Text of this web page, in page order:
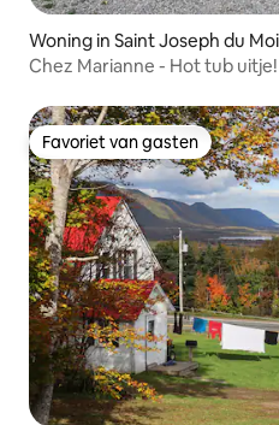
Woning in Saint Joseph du
Chez Marianne - Hot tub uitje!
Favoriet van gasten
Favoriet van gasten